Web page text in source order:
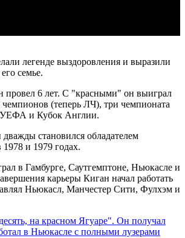
легенде выздоровления и выразили
семье.
провел 6 лет. С "красными" он выиграл
(теперь ЛЧ), три чемпионата
УЕФА и Кубок Англии.
становился обладателем
и 1979 годах.
в Гамбурге, Саутгемптоне, Ньюкасле и
карьеры Киган начал работать
Ньюкасл, Манчестер Сити, Фулхэм и
на красном Ягуаре". Он получал
в Ньюкасле с полными лузерами